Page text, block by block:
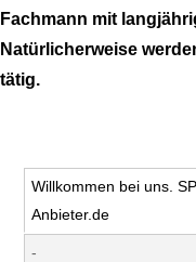
Fachmann mit
Natürlicherweise
tätig.
Willkommen bei uns.
Anbieter.de
-